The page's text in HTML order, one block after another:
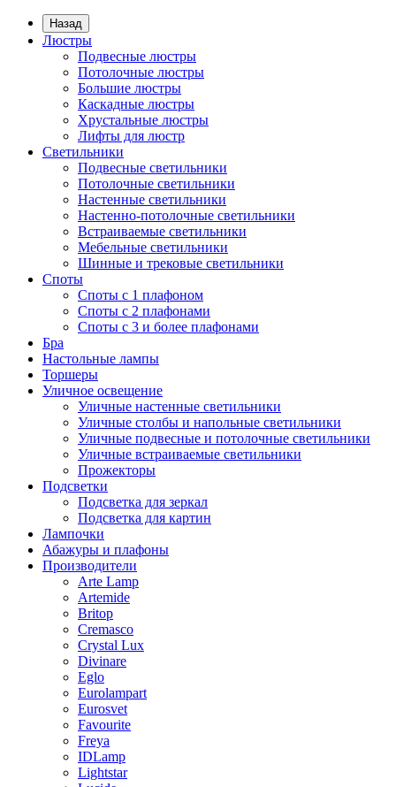
Назад
Люстры
Подвесные люстры
Потолочные люстры
Большие люстры
Каскадные люстры
Хрустальные люстры
Лифты для люстр
Светильники
Подвесные светильники
Потолочные светильники
Настенные светильники
Настенно-потолочные светильники
Встраиваемые светильники
Мебельные светильники
Шинные и трековые светильники
Споты
Споты с 1 плафоном
Споты с 2 плафонами
Споты с 3 и более плафонами
Бра
Настольные лампы
Торшеры
Уличное освещение
Уличные настенные светильники
Уличные столбы и напольные светильники
Уличные подвесные и потолочные светильники
Уличные встраиваемые светильники
Прожекторы
Подсветки
Подсветка для зеркал
Подсветка для картин
Лампочки
Абажуры и плафоны
Производители
Arte Lamp
Artemide
Britop
Cremasco
Crystal Lux
Divinare
Eglo
Eurolampart
Eurosvet
Favourite
Freya
IDLamp
Lightstar